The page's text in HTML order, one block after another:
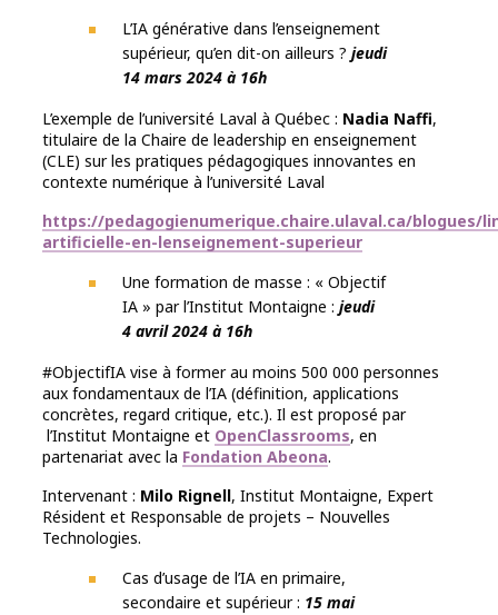
L’IA générative dans l’enseignement
supérieur, qu’en dit-on ailleurs ? jeudi
14 mars 2024 à 16h
L’exemple de l’université Laval à Québec : Nadia Naffi,
titulaire de la Chaire de leadership en enseignement
(CLE) sur les pratiques pédagogiques innovantes en
contexte numérique à l’université Laval
https://pedagogienumerique.chaire.ulaval.ca/blogues/
artificielle-en-lenseignement-superieur
Une formation de masse : « Objectif
IA » par l’Institut Montaigne : jeudi
4 avril 2024 à 16h
#ObjectifIA vise à former au moins 500 000 personnes
aux fondamentaux de l’IA (définition, applications
concrètes, regard critique, etc.). Il est proposé par
l’Institut Montaigne et OpenClassrooms, en
partenariat avec la Fondation Abeona.
Intervenant : Milo Rignell, Institut Montaigne, Expert
Résident et Responsable de projets – Nouvelles
Technologies.
Cas d’usage de l’IA en primaire,
secondaire et supérieur : 15 mai